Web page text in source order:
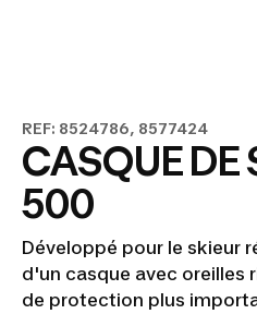
REF: 8524786, 8577424
CASQUE DE
500
Développé pour le skieur
d'un casque avec oreilles
de protection plus